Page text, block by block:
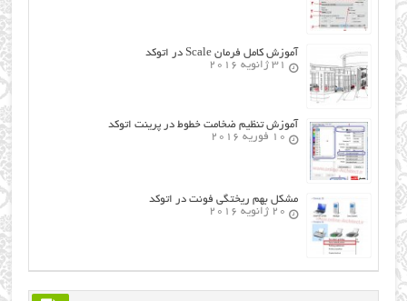
آموزش کامل فرمان Scale در اتوکد
31 ژانویه 2016
آموزش تنظیم ضخامت خطوط در پرینت اتوکد
10 فوریه 2016
مشکل بهم ریختگی فونت در اتوکد
20 ژانویه 2016